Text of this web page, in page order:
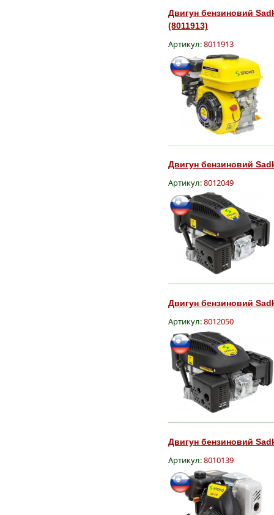
Двигун бензиновий
(8011913)
Артикул:8011913
Двигун бензиновий
Артикул:8012049
Двигун бензиновий
Артикул:8012050
Двигун бензиновий
Артикул:8010139